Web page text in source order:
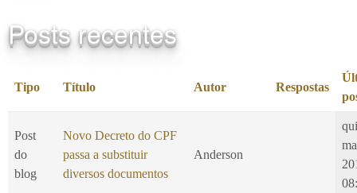
Posts recentes
Tipo Título Autor Respostas
Post
do
blog
Novo Decreto do CPF
passa a substituir
diversos documentos
Anderson